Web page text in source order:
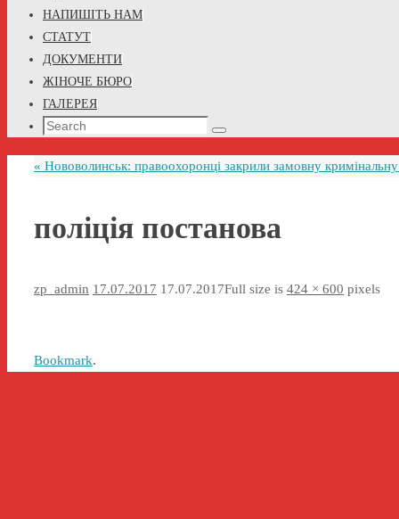
contentНАПИШІТЬ НАМ
СТАТУТ
ДОКУМЕНТИ
ЖІНОЧЕ БЮРО
ГАЛЕРЕЯ
Search
Search
« Нововолинськ: правоохоронці закрили замовну
поліція постанова
zp_admin 17.07.2017 17.07.2017Full size is 424 × 600 pixels
Bookmark.